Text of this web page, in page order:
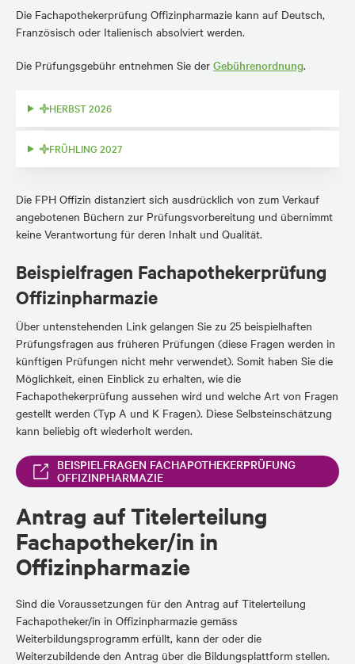
Die Fachapothekerprüfung Offizinpharmazie kann auf Deutsch,
Französisch oder Italienisch absolviert werden.
Die Prüfungsgebühr entnehmen Sie der Gebührenordnung.
HERBST 2026
FRÜHLING 2027
Die FPH Offizin distanziert sich ausdrücklich von zum Verkauf
angebotenen Büchern zur Prüfungsvorbereitung und übernimmt
keine Verantwortung für deren Inhalt und Qualität.
Beispielfragen Fachapothekerprüfung
Offizinpharmazie
Über untenstehenden Link gelangen Sie zu 25 beispielhaften
Prüfungsfragen aus früheren Prüfungen (diese Fragen werden in
künftigen Prüfungen nicht mehr verwendet). Somit haben Sie die
Möglichkeit, einen Einblick zu erhalten, wie die
Fachapothekerprüfung aussehen wird und welche Art von Fragen
gestellt werden (Typ A und K Fragen). Diese Selbsteinschätzung
kann beliebig oft wiederholt werden.
BEISPIELFRAGEN FACHAPOTHEKERPRÜFUNG
OFFIZINPHARMAZIE
Antrag auf Titelerteilung
Fachapotheker/in in
Offizinpharmazie
Sind die Voraussetzungen für den Antrag auf Titelerteilung
Fachapotheker/in in Offizinpharmazie gemäss
Weiterbildungsprogramm erfüllt, kann der oder die
Weiterzubildende den Antrag über die Bildungsplattform stellen.